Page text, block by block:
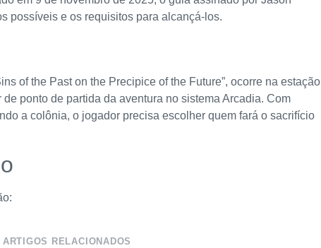
possíveis e os requisitos para alcançá-los.
of the Past on the Precipice of the Future”, ocorre na estação
ponto de partida da aventura no sistema Arcadia. Com
a colônia, o jogador precisa escolher quem fará o sacrifício
ARTIGOS RELACIONADOS